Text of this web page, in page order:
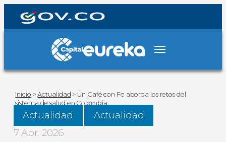
Inicio >Actualidad > Un Café con Fe aborda los retos del
sistema de salud en Colombia
Actualidad
Actualidad
7 Abr. 2026